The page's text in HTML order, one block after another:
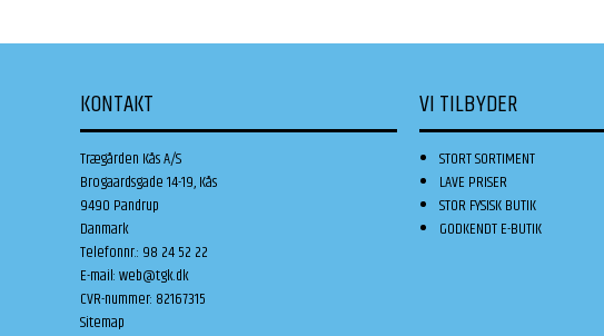
KONTAKT
Trægården Kås A/S
Brogaardsgade 14-19, Kås
9490 Pandrup
Danmark
Telefonnr.: 98 24 52 22
E-mail:web@tgk.dk
CVR-nummer: 82167315
Sitemap
VI TILBYDER
STORT SORTIMENT
LAVE PRISER
STOR FYSISK BUTIK
GODKENDT E-BUTIK